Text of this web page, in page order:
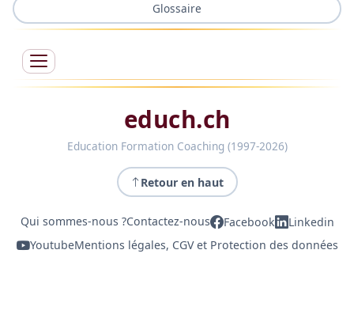
Glossaire
educh.ch
Education Formation Coaching (1997-2026)
Retour en haut
Qui sommes-nous ?Contactez-nous Facebook
Linkedin
YoutubeMentions légales, CGV et Protection des données